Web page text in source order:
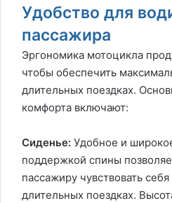
Удобство для
пассажира
Эргономика мотоцикла
чтобы обеспечить
длительных поездках.
комфорта включают:
Сиденье: Удобное и
поддержкой спины
пассажиру чувствовать
длительных поездках.